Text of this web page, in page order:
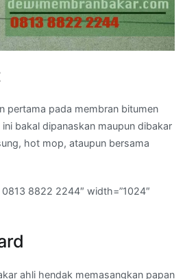
pertama pada membran bitumen
bakal dipanaskan maupun dibakar
hot mop, ataupun bersama
8822 2244″ width=”1024″
ahli hendak memasangkan papan